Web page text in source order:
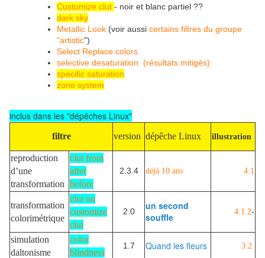
Customize clut - noir et blanc partiel ??
dark sky
Metallic Look (voir aussi certains filtres du groupe
"artistic")
Select Replace colors
selective desaturation (résultats mitigés)
specific saturation
zone system
inclus dans les "dépêches Linux"
filtre version dépêche Linux illustration
reproduction
d’une
transformation
clut from
after
before
2.3.4 déjà 10 ans 4.1
transformation
colorimétrique
clut ou
customize
clut
2.0
un second
souffle
4.1.2-
simulation
daltonisme
color
blindness
1.7 Quand les fleurs 3.2